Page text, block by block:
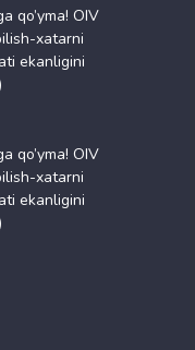
qo’yma! OIV
xatarni
ekanligini
qo’yma! OIV
xatarni
ekanligini